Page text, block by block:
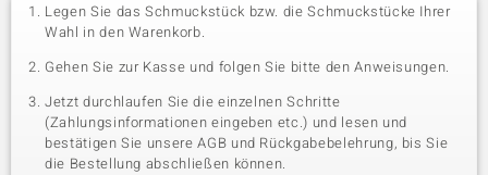
Legen Sie das Schmuckstück bzw. die Schmuckstücke Ihrer
Wahl in den Warenkorb.
Gehen Sie zur Kasse und folgen Sie bitte den Anweisungen.
Jetzt durchlaufen Sie die einzelnen Schritte
(Zahlungsinformationen eingeben etc.) und lesen und
bestätigen Sie unsere AGB und Rückgabebelehrung, bis Sie
die Bestellung abschließen können.